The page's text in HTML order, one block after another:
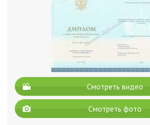
Смотреть видео
Смотреть фото